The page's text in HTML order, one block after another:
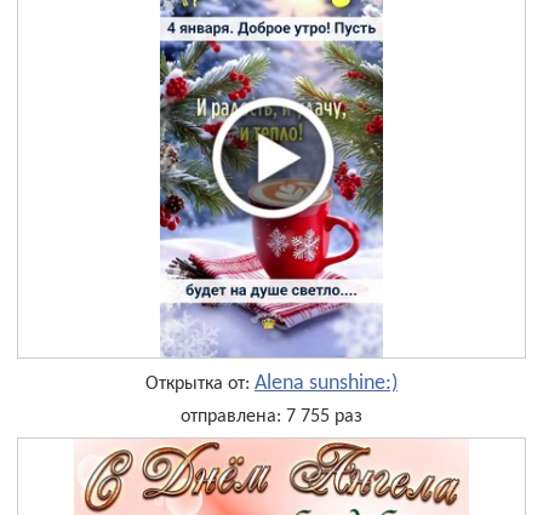
Открытка от: Alena sunshine:)
отправлена: 7 755 раз